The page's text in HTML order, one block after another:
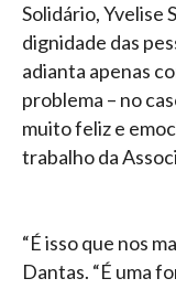
Solidário, Yvelise
dignidade das
adianta apenas
problema – no
muito feliz e
trabalho da
“É isso que nos
Dantas. “É uma